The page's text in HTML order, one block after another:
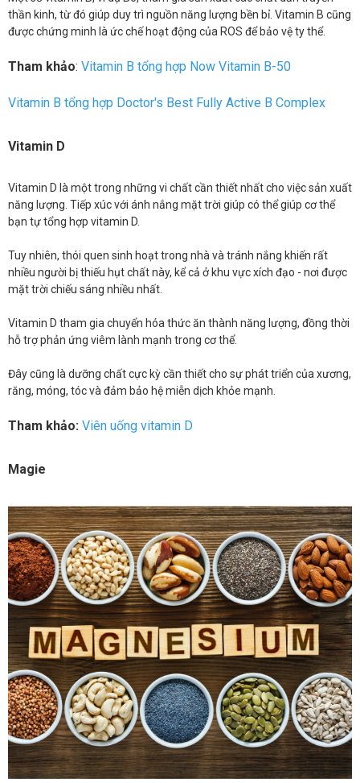
thần kinh, từ đó giúp duy trì nguồn năng lượng bền bỉ. Vitamin B cũng
được chứng minh là ức chế hoạt động của ROS để bảo vệ ty thể.
Tham khảo: Vitamin B tổng hợp Now Vitamin B-50
Vitamin B tổng hợp Doctor's Best Fully Active B Complex
Vitamin D
Vitamin D là một trong những vi chất cần thiết nhất cho việc sản xuất
năng lượng. Tiếp xúc với ánh nắng mặt trời giúp có thể giúp cơ thể
bạn tự tổng hợp vitamin D.
Tuy nhiên, thói quen sinh hoạt trong nhà và tránh nắng khiến rất
nhiều người bị thiếu hụt chất này, kể cả ở khu vực xích đạo - nơi được
mặt trời chiếu sáng nhiều nhất.
Vitamin D tham gia chuyển hóa thức ăn thành năng lượng, đồng thời
hỗ trợ phản ứng viêm lành mạnh trong cơ thể.
Đây cũng là dưỡng chất cực kỳ cần thiết cho sự phát triển của xương,
răng, móng, tóc và đảm bảo hệ miễn dịch khỏe mạnh.
Tham khảo: Viên uống vitamin D
Magie